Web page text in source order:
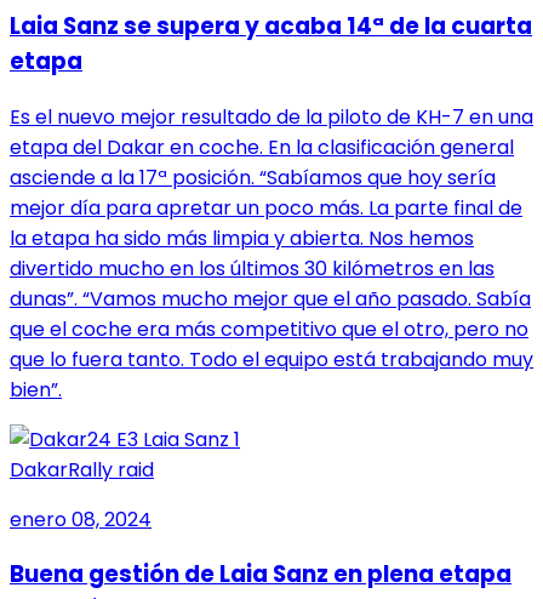
Laia Sanz se supera y acaba 14ª de la cuarta
etapa
Es el nuevo mejor resultado de la piloto de KH-7 en una
etapa del Dakar en coche. En la clasificación general
asciende a la 17ª posición. “Sabíamos que hoy sería
mejor día para apretar un poco más. La parte final de
la etapa ha sido más limpia y abierta. Nos hemos
divertido mucho en los últimos 30 kilómetros en las
dunas”. “Vamos mucho mejor que el año pasado. Sabía
que el coche era más competitivo que el otro, pero no
que lo fuera tanto. Todo el equipo está trabajando muy
bien”.
DakarRally raid
enero 08, 2024
Buena gestión de Laia Sanz en plena etapa